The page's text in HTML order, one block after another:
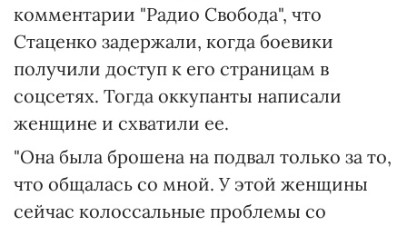
комментарии "Радио Свобода", что
Стаценко задержали, когда боевики
получили доступ к его страницам в
соцсетях. Тогда оккупанты написали
женщине и схватили ее.
"Она была брошена на подвал только за то,
что общалась со мной. У этой женщины
сейчас колоссальные проблемы со